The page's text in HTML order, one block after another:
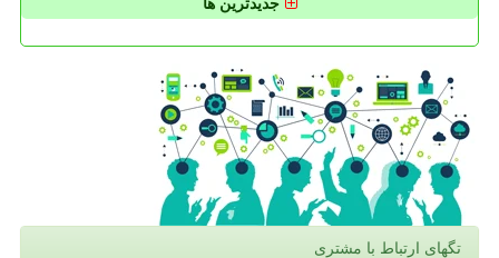
جدیدترین ها
تگهای ارتباط با مشتری